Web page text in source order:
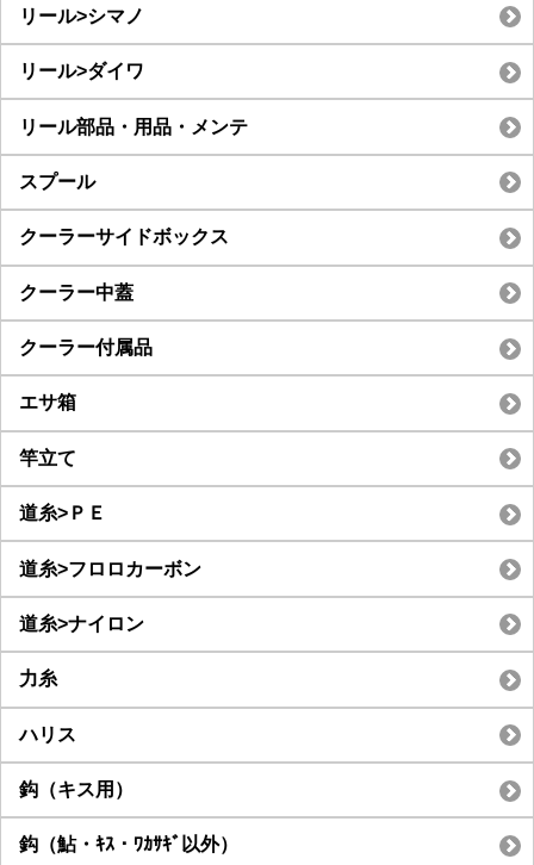
リール>シマノ
リール>ダイワ
リール部品・用品・メンテ
スプール
クーラーサイドボックス
クーラー中蓋
クーラー付属品
エサ箱
竿立て
道糸>ＰＥ
道糸>フロロカーボン
道糸>ナイロン
力糸
ハリス
鈎（キス用）
鈎（鮎・ｷｽ・ﾜｶｻｷﾞ以外）